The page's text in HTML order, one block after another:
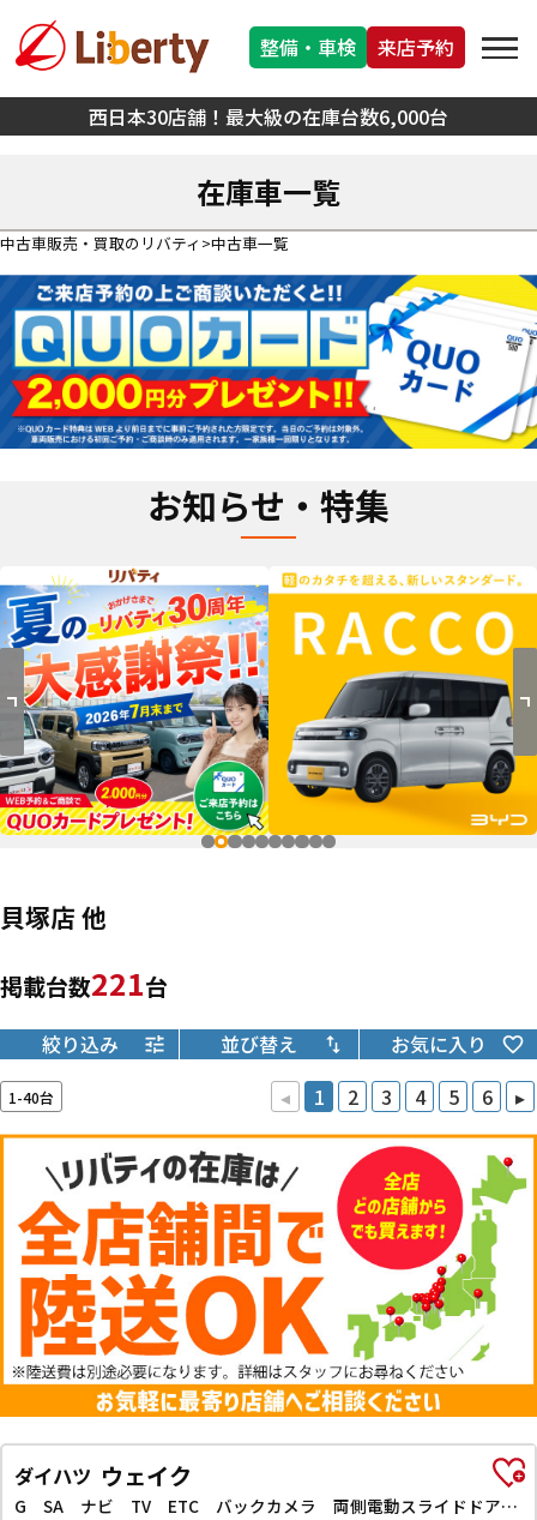
西日本30店舗！最大級の在庫台数6,000台
整備・車検 来店予約
在庫車一覧
中古車販売・買取のリバティ 中古車一覧
お知らせ・特集
貝塚店 他
掲載台数221台
絞り込み 並び替え お気に入り
1-40台 ◂ 1 2 3 4 5 6 ▸
ダイハツ ウェイク
G SA ナビ TV ETC バックカメラ 両側電動スライドドア 衝突被害軽減システム オートライト スマートキー アイドリングストップ 電動格納ミラー ターボ CVT ESC CD USB Bluetooth